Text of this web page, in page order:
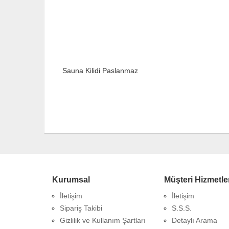
Sauna Kilidi Paslanmaz
Kurumsal
İletişim
Sipariş Takibi
Gizlilik ve Kullanım Şartları
Müşteri
İletişim
S.S.S.
Detaylı Arama